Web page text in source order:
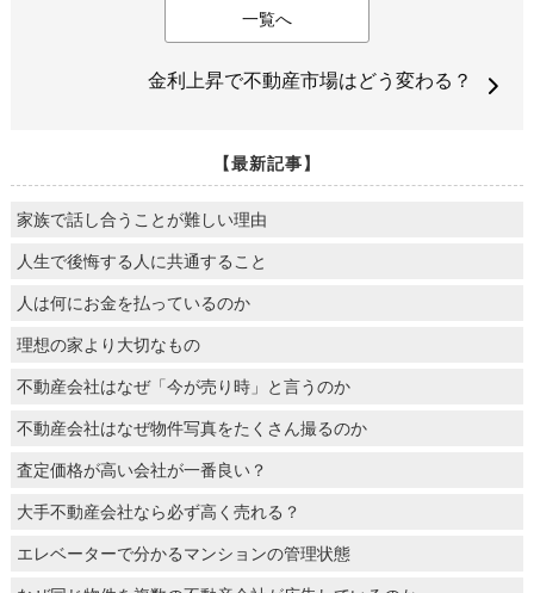
一覧へ
金利上昇で不動産市場はどう変わる？
【最新記事】
家族で話し合うことが難しい理由
人生で後悔する人に共通すること
人は何にお金を払っているのか
理想の家より大切なもの
不動産会社はなぜ「今が売り時」と言うのか
不動産会社はなぜ物件写真をたくさん撮るのか
査定価格が高い会社が一番良い？
大手不動産会社なら必ず高く売れる？
エレベーターで分かるマンションの管理状態